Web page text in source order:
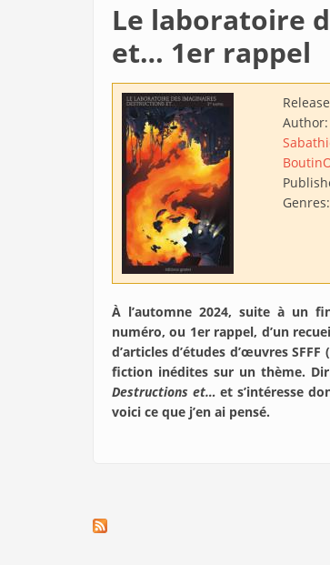
Le laboratoire
et… 1er rappel
Author:
Boutin
Genres:
À l’automne 2024, suite à un
numéro, ou 1er rappel, d’un
d’articles d’études d’œuvres
fiction inédites sur un thème.
Destructions et… et s’intéresse
voici ce que j’en ai pensé.